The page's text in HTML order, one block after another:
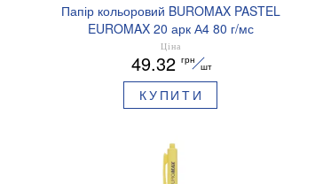
Папір кольоровий BUROMAX PASTEL
EUROMAX 20 арк А4 80 г/мс
BM.2721220E-08
Ціна
49.32 грн
шт
КУПИТИ